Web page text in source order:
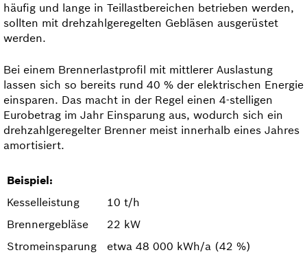
häufig und lange in Teillastbereichen betrieben werden,
sollten mit drehzahlgeregelten Gebläsen ausgerüstet
werden.
Bei einem Brennerlastprofil mit mittlerer Auslastung
lassen sich so bereits rund 40 % der elektrischen Energie
einsparen. Das macht in der Regel einen 4-stelligen
Eurobetrag im Jahr Einsparung aus, wodurch sich ein
drehzahlgeregelter Brenner meist innerhalb eines Jahres
amortisiert.
Beispiel:
Kesselleistung
10 t/h
Brennergebläse
22 kW
Stromeinsparung
etwa 48 000 kWh/a (42 %)